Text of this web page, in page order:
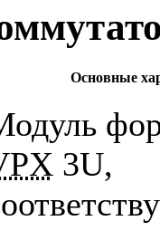
Основные
3U,